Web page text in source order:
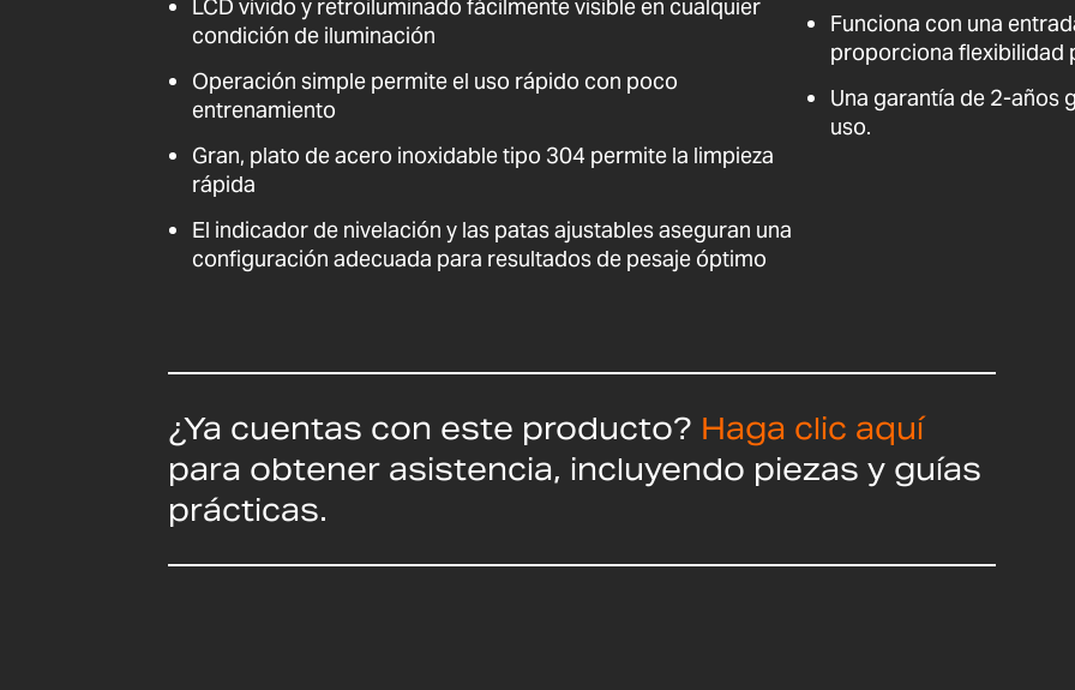
LCD vívido y retroiluminado fácilmente visible en cualquier
condición de iluminación
Operación simple permite el uso rápido con poco
entrenamiento
Gran, plato de acero inoxidable tipo 304 permite la limpieza
rápida
El indicador de nivelación y las patas ajustables aseguran una
configuración adecuada para resultados de pesaje óptimo
Funciona con una
proporciona flexibilidad
Una garantía de 2-años
uso.
¿Ya cuentas con este producto? Haga clic aquí
para obtener asistencia, incluyendo piezas y guías
prácticas.